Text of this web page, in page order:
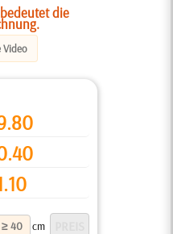
die
Video
cm